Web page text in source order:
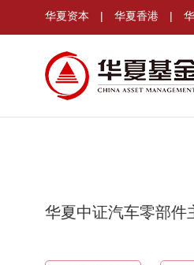
华夏资本 | 华夏香港 |
华夏中证汽车零部件